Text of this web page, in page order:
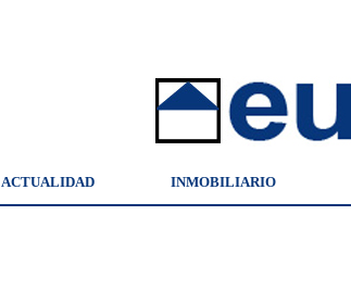
ACTUALIDAD INMOBILIARIO